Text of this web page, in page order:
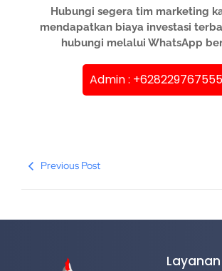
Hubungi segera tim marketing
mendapatkan biaya investasi
hubungi melalui WhatsApp
Admin :
Previous Post
Layanan